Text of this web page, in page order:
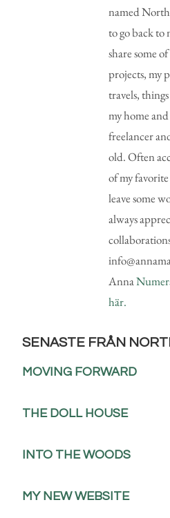
named
to go back to
share some
projects, my
travels,
my home
freelancer
old. Often
of my
leave some
always
Anna
här.
SENASTE FRÅN
MOVING FORWARD
THE DOLL HOUSE
INTO THE WOODS
MY NEW WEBSITE